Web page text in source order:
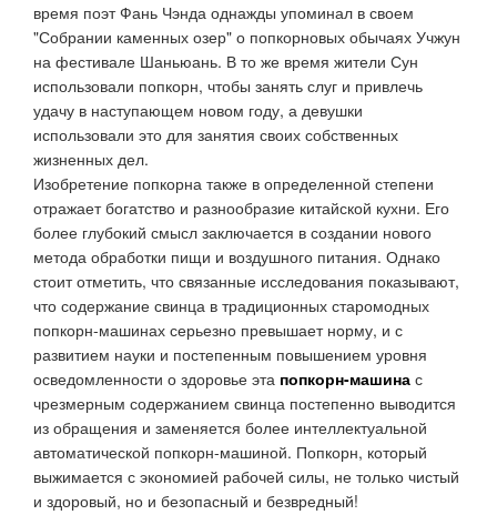
время поэт Фань Чэнда однажды упоминал в своем
"Собрании каменных озер" о попкорновых обычаях Учжун
на фестивале Шаньюань. В то же время жители Сун
использовали попкорн, чтобы занять слуг и привлечь
удачу в наступающем новом году, а девушки
использовали это для занятия своих собственных
жизненных дел.
Изобретение попкорна также в определенной степени
отражает богатство и разнообразие китайской кухни. Его
более глубокий смысл заключается в создании нового
метода обработки пищи и воздушного питания. Однако
стоит отметить, что связанные исследования показывают,
что содержание свинца в традиционных старомодных
попкорн-машинах серьезно превышает норму, и с
развитием науки и постепенным повышением уровня
осведомленности о здоровье эта попкорн-машина с
чрезмерным содержанием свинца постепенно выводится
из обращения и заменяется более интеллектуальной
автоматической попкорн-машиной. Попкорн, который
выжимается с экономией рабочей силы, не только чистый
и здоровый, но и безопасный и безвредный!